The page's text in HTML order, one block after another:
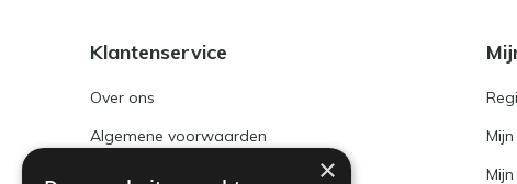
Klantenservice
Over ons
Algemene voorwaarden
×